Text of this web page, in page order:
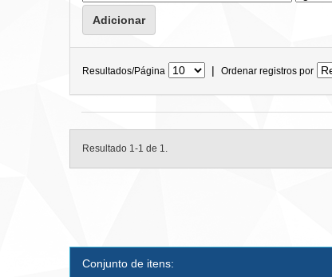
Resultados/Página | Ordenar registros por
Resultado 1-1 de 1.
Conjunto de itens: